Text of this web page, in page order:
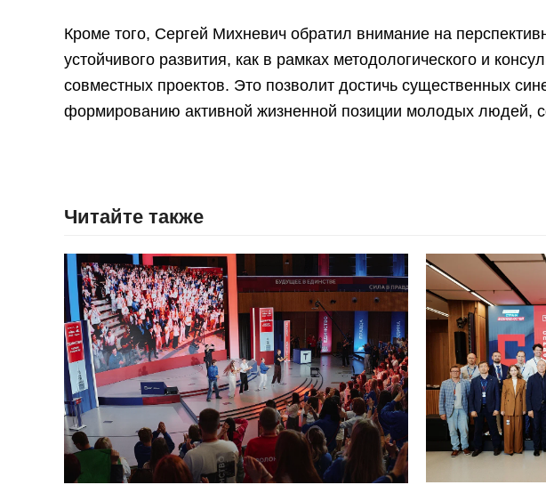
Кроме того, Сергей Михневич обратил внимание на
устойчивого развития, как в рамках методологического и
совместных проектов. Это позволит достичь существенных
формированию активной жизненной позиции молодых людей,
Читайте также